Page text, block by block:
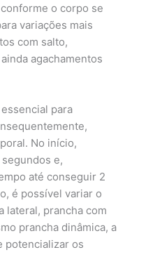
o corpo se
variações mais
com salto,
agachamentos
para
No início,
e,
até conseguir 2
é possível variar o
lateral, prancha com
prancha dinâmica, a
potencializar os